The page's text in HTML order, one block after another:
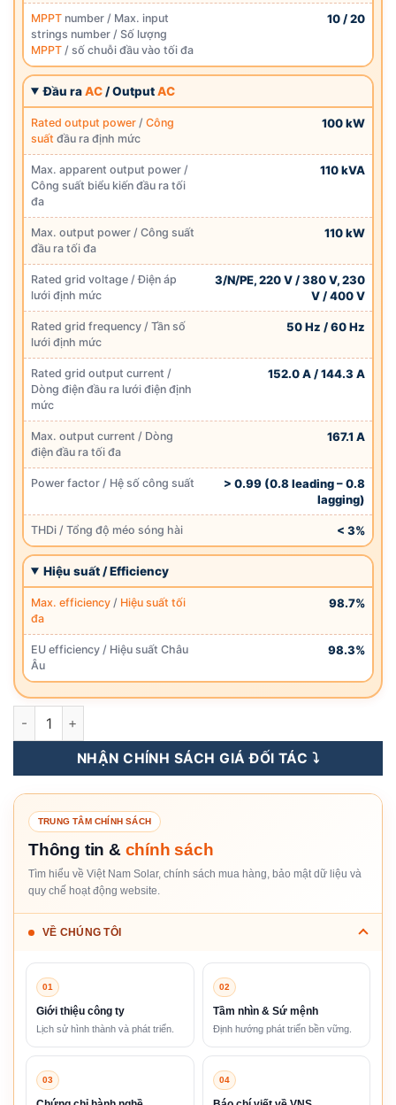
MPPT number / Max. input
strings number / Số lượng
MPPT / số chuỗi đầu vào tối đa
10 / 20
Đầu raAC / OutputAC
Rated output power / Công
suất đầu ra định mức
100 kW
Max. apparent output power /
Công suất biểu kiến đầu ra tối
đa
110 kVA
Max. output power / Công suất
đầu ra tối đa
110 kW
Rated grid voltage / Điện áp
lưới định mức
3/N/PE, 220 V / 380 V, 230
V / 400 V
Rated grid frequency / Tần số
lưới định mức
50 Hz / 60 Hz
Rated grid output current /
Dòng điện đầu ra lưới điện định
mức
152.0 A / 144.3 A
Max. output current / Dòng
điện đầu ra tối đa
167.1 A
Power factor / Hệ số công suất
> 0.99 (0.8 leading – 0.8
lagging)
THDi / Tổng độ méo sóng hài < 3%
Hiệu suất / Efficiency
Max. efficiency / Hiệu suất tối
đa
98.7%
EU efficiency / Hiệu suất Châu
Âu
98.3%
S6-GC100K - Inverter Hòa Lưới Solis 100KW 3 Pha số lượng
NHẬN CHÍNH SÁCH GIÁ ĐỐI TÁC ⤵️
TRUNG TÂM CHÍNH SÁCH
Thông tin & chính sách
Tìm hiểu về Việt Nam Solar, chính sách mua hàng, bảo mật dữ liệu và
quy chế hoạt động website.
VỀ CHÚNG TÔI
01
Giới thiệu công ty
Lịch sử hình thành và phát triển.
02
Tầm nhìn & Sứ mệnh
Định hướng phát triển bền vững.
03 04